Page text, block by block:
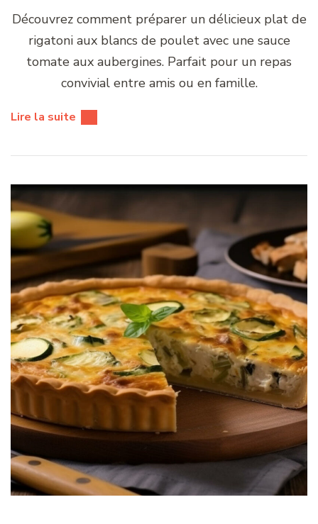
Découvrez comment préparer un délicieux plat de
rigatoni aux blancs de poulet avec une sauce
tomate aux aubergines. Parfait pour un repas
convivial entre amis ou en famille.
Lire la suite